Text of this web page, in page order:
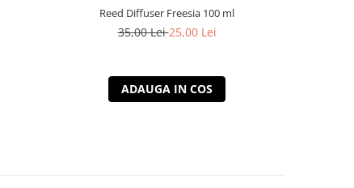
Reed Diffuser Freesia 100 ml
35,00 Lei25,00 Lei
ADAUGA IN COS